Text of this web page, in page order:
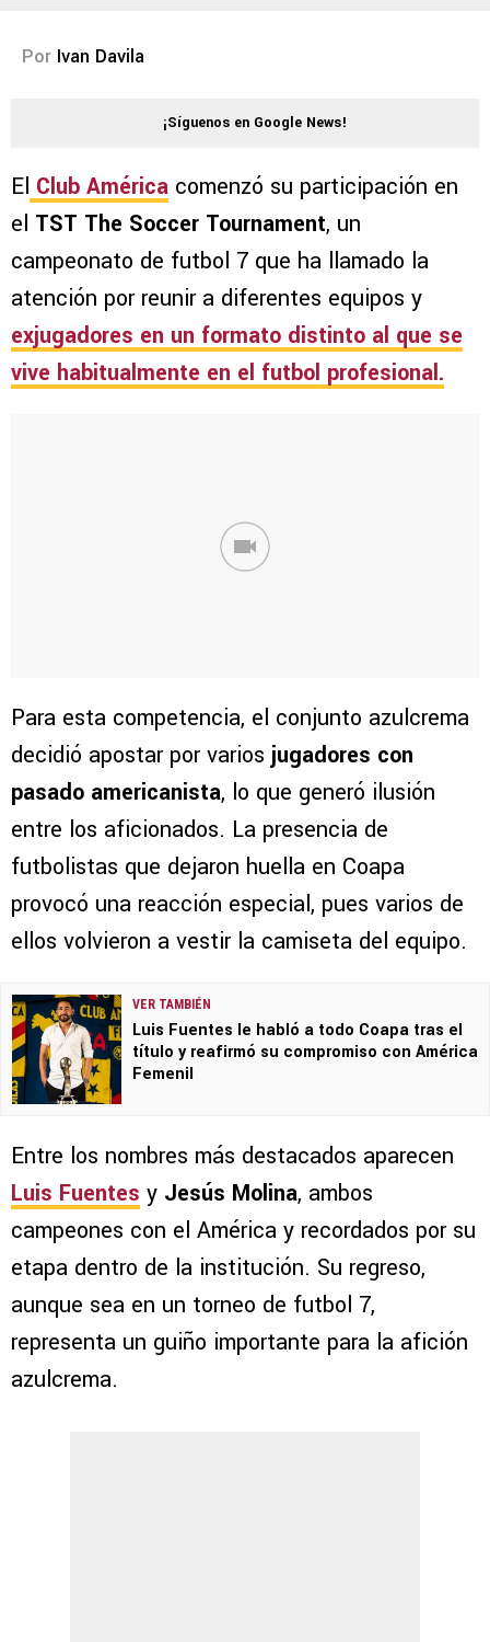
Por Ivan Davila
¡Síguenos en Google News!
El Club América comenzó su participación en
el TST The Soccer Tournament, un
campeonato de futbol 7 que ha llamado la
atención por reunir a diferentes equipos y
exjugadores en un formato distinto al que se
vive habitualmente en el futbol profesional.
Para esta competencia, el conjunto azulcrema
decidió apostar por varios jugadores con
pasado americanista, lo que generó ilusión
entre los aficionados. La presencia de
futbolistas que dejaron huella en Coapa
provocó una reacción especial, pues varios de
ellos volvieron a vestir la camiseta del equipo.
VER TAMBIÉN
Luis Fuentes le habló a todo Coapa tras el
título y reafirmó su compromiso con América
Femenil
Entre los nombres más destacados aparecen
Luis Fuentes y Jesús Molina, ambos
campeones con el América y recordados por su
etapa dentro de la institución. Su regreso,
aunque sea en un torneo de futbol 7,
representa un guiño importante para la afición
azulcrema.